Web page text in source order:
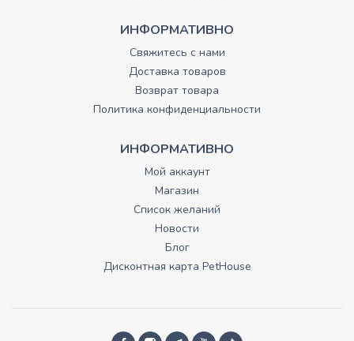
ИНФОРМАТИВНО
Свяжитесь с нами
Доставка товаров
Возврат товара
Политика конфиденциальности
ИНФОРМАТИВНО
Мой аккаунт
Магазин
Список желаний
Новости
Блог
Дисконтная карта PetHouse